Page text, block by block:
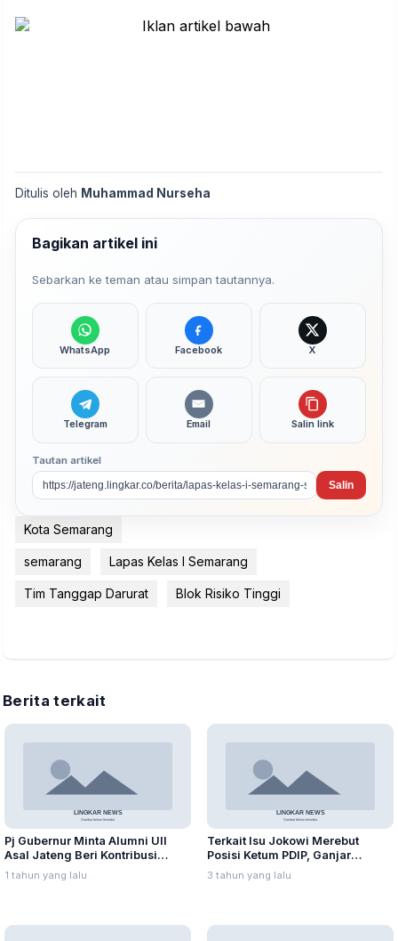
Ditulis oleh Muhammad Nurseha
Bagikan artikel ini
Sebarkan ke teman atau simpan tautannya.
WhatsApp Facebook X
Telegram Email Salin link
Tautan artikel
Salin
Kota Semarang
semarang Lapas Kelas I Semarang
Tim Tanggap Darurat Blok Risiko Tinggi
Berita terkait
Pj Gubernur Minta Alumni UII
Asal Jateng Beri Kontribusi
dalam Pembangunan Daerah
1 tahun yang lalu
Terkait Isu Jokowi Merebut
Posisi Ketum PDIP, Ganjar
Pranowo: Ada Adu Domba
3 tahun yang lalu